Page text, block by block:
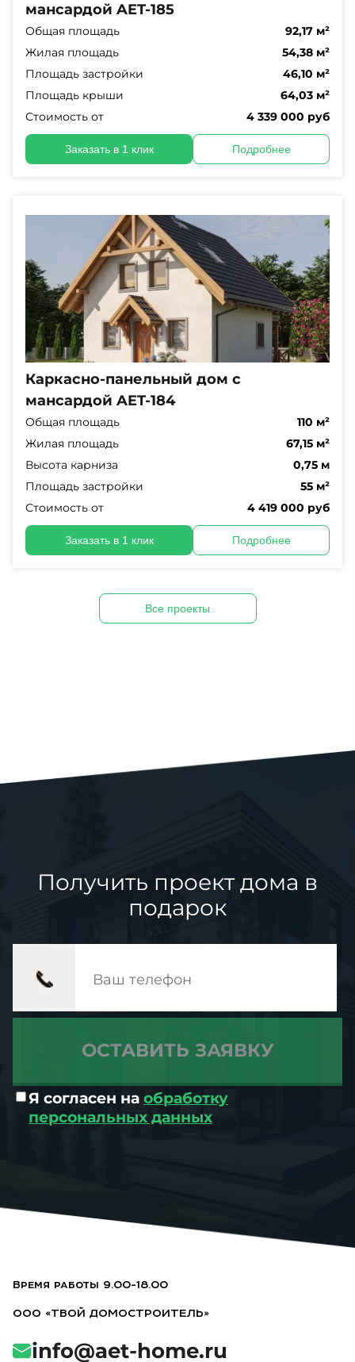
мансардой AET-185
Общая площадь
92,17 м²
Жилая площадь
54,38 м²
Площадь застройки
46,10 м²
Площадь крыши
64,03 м²
Стоимость от
4 339 000 руб
Заказать в 1 клик Подробнее
Каркасно-панельный дом с
мансардой AET-184
Общая площадь
110 м²
Жилая площадь
67,15 м²
Высота карниза
0,75 м
Площадь застройки
55 м²
Стоимость от
4 419 000 руб
Заказать в 1 клик Подробнее
Все проекты
Получить проект дома в
подарок
Я согласен на обработку
персональных данных
Время работы 9.00-18.00
ООО «ТВОЙ ДОМОСТРОИТЕЛЬ»
info@aet-home.ru